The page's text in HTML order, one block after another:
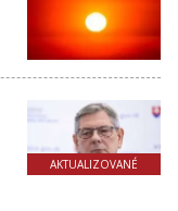
AKTUALIZOVANÉ